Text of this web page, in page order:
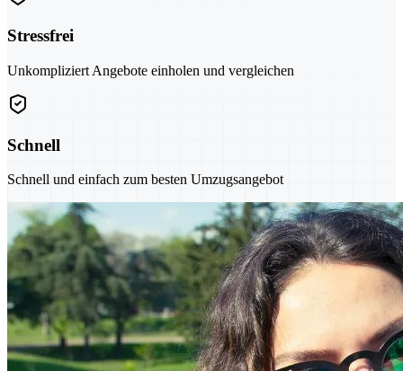
Stressfrei
Unkompliziert Angebote einholen und vergleichen
Schnell
Schnell und einfach zum besten Umzugsangebot